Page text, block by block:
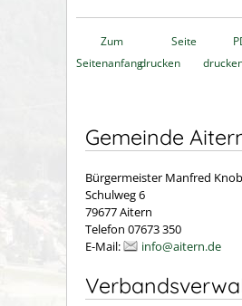
Zum
Seitenanfang
Seite
drucken
Gemeinde
Bürgermeister Manfred
Schulweg 6
79677 Aitern
Telefon 07673 350
E-Mail:
info@aitern.de